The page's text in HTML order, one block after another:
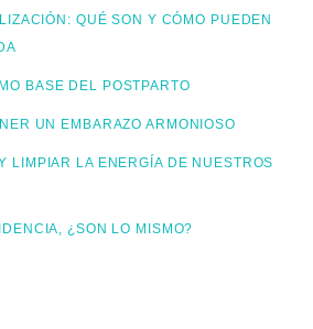
QUÉ SON Y CÓMO PUEDEN
BASE DEL POSTPARTO
UN EMBARAZO ARMONIOSO
LIMPIAR LA ENERGÍA DE NUESTROS
¿SON LO MISMO?